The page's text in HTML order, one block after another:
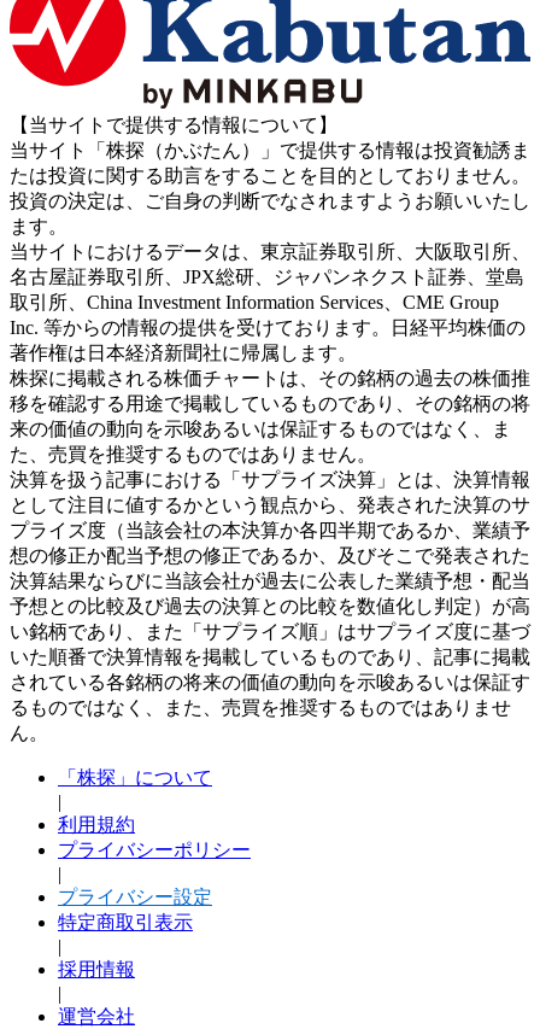
【当サイトで提供する情報について】
当サイト「株探（かぶたん）」で提供する情報は投資勧誘ま
たは投資に関する助言をすることを目的としておりません。
投資の決定は、ご自身の判断でなされますようお願いいたし
ます。
当サイトにおけるデータは、東京証券取引所、大阪取引所、
名古屋証券取引所、JPX総研、ジャパンネクスト証券、堂島
取引所、China Investment Information Services、CME Group
Inc. 等からの情報の提供を受けております。日経平均株価の
著作権は日本経済新聞社に帰属します。
株探に掲載される株価チャートは、その銘柄の過去の株価推
移を確認する用途で掲載しているものであり、その銘柄の将
来の価値の動向を示唆あるいは保証するものではなく、ま
た、売買を推奨するものではありません。
決算を扱う記事における「サプライズ決算」とは、決算情報
として注目に値するかという観点から、発表された決算のサ
プライズ度（当該会社の本決算か各四半期であるか、業績予
想の修正か配当予想の修正であるか、及びそこで発表された
決算結果ならびに当該会社が過去に公表した業績予想・配当
予想との比較及び過去の決算との比較を数値化し判定）が高
い銘柄であり、また「サプライズ順」はサプライズ度に基づ
いた順番で決算情報を掲載しているものであり、記事に掲載
されている各銘柄の将来の価値の動向を示唆あるいは保証す
るものではなく、また、売買を推奨するものではありませ
ん。
「株探」について
|
利用規約
プライバシーポリシー
|
プライバシー設定
特定商取引表示
|
採用情報
|
運営会社